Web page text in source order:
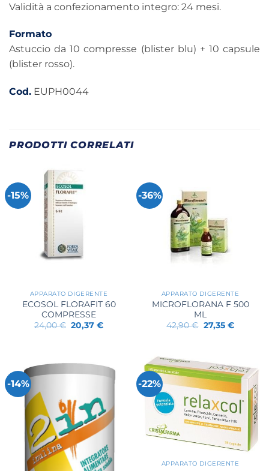
Validità a confezionamento integro: 24 mesi.
Formato
Astuccio da 10 compresse (blister blu) + 10 capsule
(blister rosso).
Cod. EUPH0044
PRODOTTI CORRELATI
-15%
APPARATO DIGERENTE
ECOSOL FLORAFIT 60
COMPRESSE
24,00€ Il
prezzo
20,37€Il
-36%
APPARATO DIGERENTE
MICROFLORANA F 500
ML
42,90€ Il
prezzo
27,35 €Il
-14% -22%
APPARATO DIGERENTE